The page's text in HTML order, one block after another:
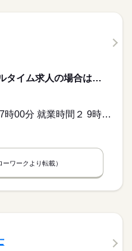
1,400円〜1,800円 ※フルタイム求人の場合は月額（換算額）、パート求人の場合は時間額を表示しています。
就業時間１ 8時30分〜17時00分 就業時間２ 9時00分〜17時45分 就業時間３ 8時00分〜12時00分 又は 8時30分〜17時45分の時間の間の4時間程度 就業時間に関する特記事項 ＊就業時間（１）（２）月、火、水、金
ーワークより転載）